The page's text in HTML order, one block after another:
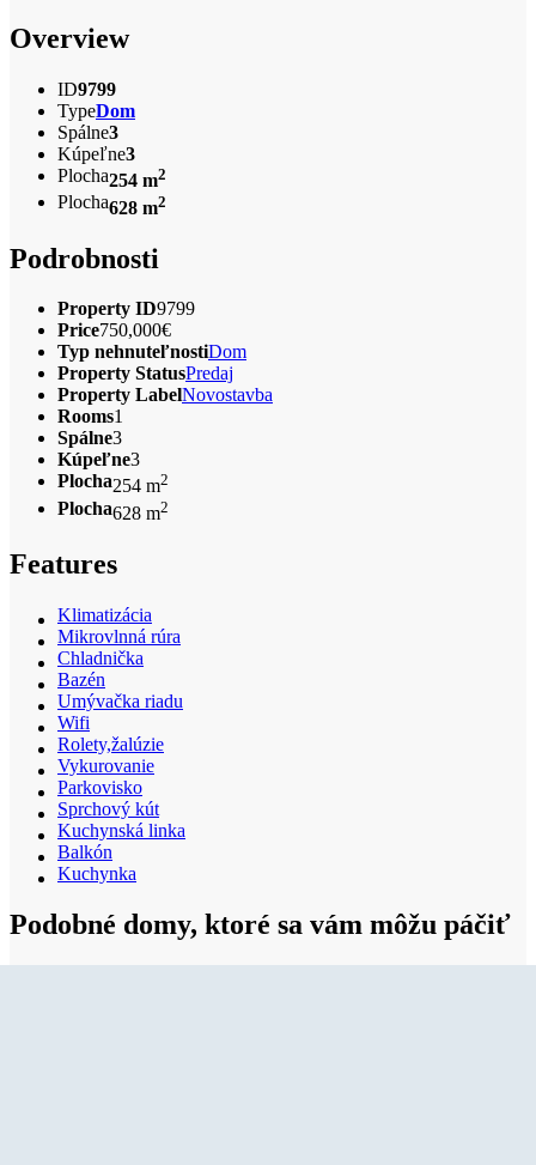
Overview
ID9799
TypeDom
Spálne3
Kúpeľne3
Plocha254 m2
Plocha628 m2
Podrobnosti
Property ID9799
Price750,000€
Typ nehnuteľnostiDom
Property StatusPredaj
Property LabelNovostavba
Rooms1
Spálne3
Kúpeľne3
Plocha254 m2
Plocha628 m2
Features
Klimatizácia
Mikrovlnná rúra
Chladnička
Bazén
Umývačka riadu
Wifi
Rolety,žalúzie
Vykurovanie
Parkovisko
Sprchový kút
Kuchynská linka
Balkón
Kuchynka
Podobné domy, ktoré sa vám môžu páčiť